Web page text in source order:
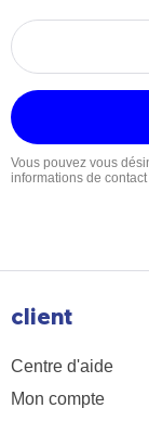
Vous pouvez vous
informations de
client
Centre d'aide
Mon compte